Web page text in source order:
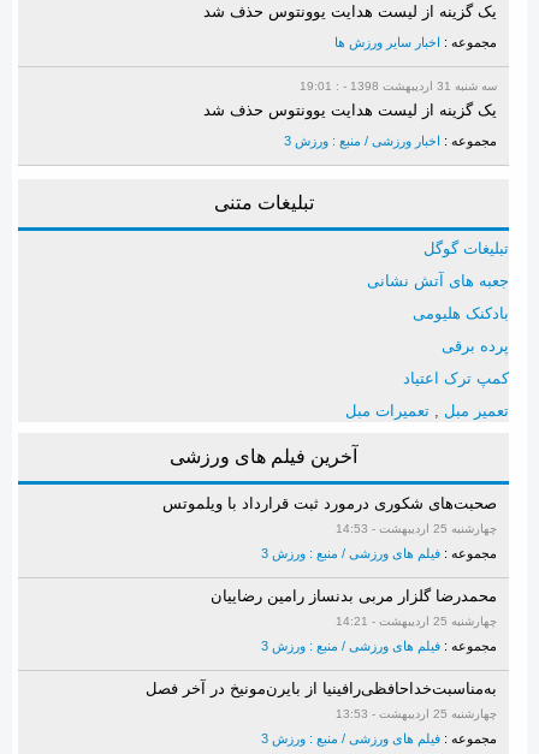
یک گزینه از لیست هدایت یوونتوس حذف شد
مجموعه : اخبار سایر ورزش ها
سه شنبه 31 ارديبهشت 1398 - : 19:01
یک گزینه از لیست هدایت یوونتوس حذف شد
مجموعه : اخبار ورزشی / منبع : ورزش 3
تبلیغات متنی
تبلیغات گوگل
جعبه های آتش نشانی
بادکنک هلیومی
پرده برقی
کمپ ترک اعتیاد
تعمیر مبل
تعمیرات مبل
آخرین فیلم های ورزشی
صحبت‌های شکوری درمورد ثبت قرارداد با ویلموتس
چهارشنبه 25 ارديبهشت - 14:53
مجموعه : فیلم های ورزشی / منبع : ورزش 3
محمدرضا گلزار مربی بدنساز رامین رضاییان
چهارشنبه 25 ارديبهشت - 14:21
مجموعه : فیلم های ورزشی / منبع : ورزش 3
به‌مناسبت‌خداحافظی‌رافینیا از بایرن‌مونیخ در آخر فصل
چهارشنبه 25 ارديبهشت - 13:53
مجموعه : فیلم های ورزشی / منبع : ورزش 3